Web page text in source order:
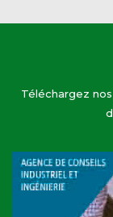
Téléchargez